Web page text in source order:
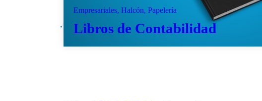
Empresariales, Halcón, Papelería
Libros de Contabilidad